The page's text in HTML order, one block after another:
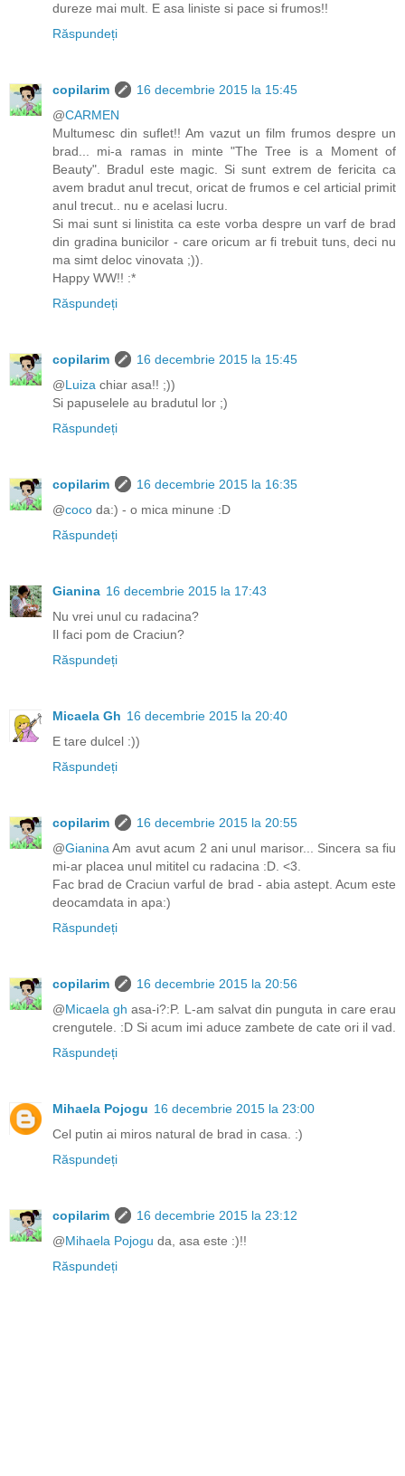
dureze mai mult. E asa liniste si pace si frumos!!
Răspundeți
copilarim
16 decembrie 2015 la 15:45
@CARMEN
Multumesc din suflet!! Am vazut un film frumos despre un
brad... mi-a ramas in minte "The Tree is a Moment of
Beauty". Bradul este magic. Si sunt extrem de fericita ca
avem bradut anul trecut, oricat de frumos e cel articial primit
anul trecut.. nu e acelasi lucru.
Si mai sunt si linistita ca este vorba despre un varf de brad
din gradina bunicilor - care oricum ar fi trebuit tuns, deci nu
ma simt deloc vinovata ;)).
Happy WW!! :*
Răspundeți
copilarim
16 decembrie 2015 la 15:45
@Luiza chiar asa!! ;))
Si papuselele au bradutul lor ;)
Răspundeți
copilarim
16 decembrie 2015 la 16:35
@coco da:) - o mica minune :D
Răspundeți
Gianina 16 decembrie 2015 la 17:43
Nu vrei unul cu radacina?
Il faci pom de Craciun?
Răspundeți
Micaela Gh 16 decembrie 2015 la 20:40
E tare dulcel :))
Răspundeți
copilarim
16 decembrie 2015 la 20:55
@Gianina Am avut acum 2 ani unul marisor... Sincera sa fiu
mi-ar placea unul mititel cu radacina :D. <3.
Fac brad de Craciun varful de brad - abia astept. Acum este
deocamdata in apa:)
Răspundeți
copilarim
16 decembrie 2015 la 20:56
@Micaela gh asa-i?:P. L-am salvat din punguta in care erau
crengutele. :D Si acum imi aduce zambete de cate ori il vad.
Răspundeți
Mihaela Pojogu 16 decembrie 2015 la 23:00
Cel putin ai miros natural de brad in casa. :)
Răspundeți
copilarim
16 decembrie 2015 la 23:12
@Mihaela Pojogu da, asa este :)!!
Răspundeți